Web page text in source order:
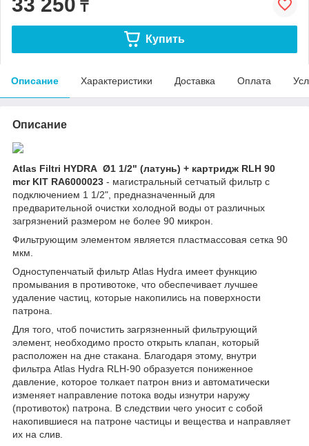
₸
Купить
Описание Характеристики Доставка Оплата
Описание
Atlas Filtri HYDRA Ø1 1/2" (латунь) + картридж RLH 90
mcr KIT RA6000023 - магистральный сетчатый фильтр с
подключением 1 1/2", предназначенный для
предварительной очистки холодной воды от различных
загрязнений размером не более 90 микрон.
Фильтрующим элементом является пластмассовая сетка 90
мкм.
Одноступенчатый фильтр Atlas Hydra имеет функцию
промывания в противотоке, что обеспечивает лучшее
удаление частиц, которые накопились на поверхности
патрона.
Для того, чтоб почистить загрязненный фильтрующий
элемент, необходимо просто открыть клапан, который
расположен на дне стакана. Благодаря этому, внутри
фильтра Atlas Hydra RLH-90 образуется пониженное
давление, которое толкает патрон вниз и автоматически
изменяет направление потока воды изнутри наружу
(противоток) патрона. В следствии чего уносит с собой
накопившиеся на патроне частицы и вещества и направляет
их на слив.